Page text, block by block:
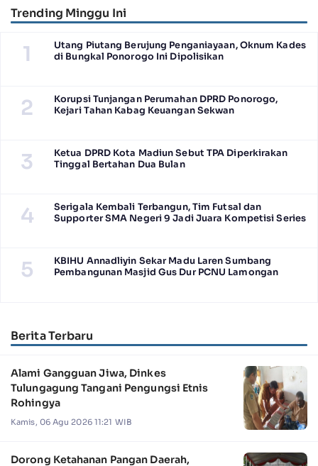
Trending Minggu Ini
1
Utang Piutang Berujung Penganiayaan, Oknum Kades
di Bungkal Ponorogo Ini Dipolisikan
2
Korupsi Tunjangan Perumahan DPRD Ponorogo,
Kejari Tahan Kabag Keuangan Sekwan
3
Ketua DPRD Kota Madiun Sebut TPA Diperkirakan
Tinggal Bertahan Dua Bulan
4
Serigala Kembali Terbangun, Tim Futsal dan
Supporter SMA Negeri 9 Jadi Juara Kompetisi Series
5
KBIHU Annadliyin Sekar Madu Laren Sumbang
Pembangunan Masjid Gus Dur PCNU Lamongan
Berita Terbaru
Alami Gangguan Jiwa, Dinkes
Tulungagung Tangani Pengungsi Etnis
Rohingya
Kamis, 06 Agu 2026 11:21 WIB
Dorong Ketahanan Pangan Daerah,